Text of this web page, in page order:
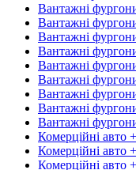
Вантажні
Вантажні
Вантажні
Вантажні
Вантажні
Вантажні
Вантажні
Вантажні
Вантажні
Комерційні авто
Комерційні авто
Комерційні авто